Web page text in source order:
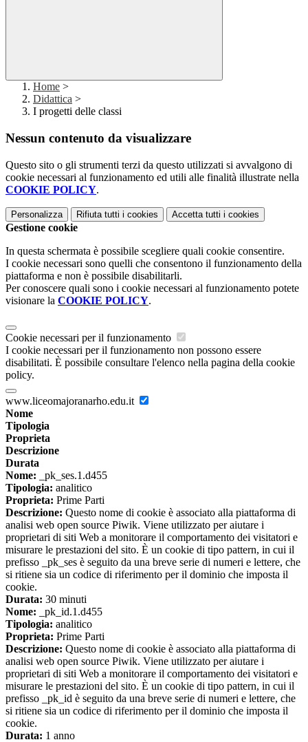
Home >
Didattica >
I progetti delle classi
Nessun contenuto da visualizzare
Questo sito o gli strumenti terzi da questo utilizzati si avvalgono di
cookie necessari al funzionamento ed utili alle finalità illustrate nella
COOKIE POLICY.
Personalizza Rifiuta tutti i cookies Accetta tutti i cookies
Gestione cookie
In questa schermata è possibile scegliere quali cookie consentire.
I cookie necessari sono quelli che consentono il funzionamento della
piattaforma e non è possibile disabilitarli.
Per conoscere quali sono i cookie necessari al funzionamento potete
visionare la COOKIE POLICY.
Cookie necessari per il funzionamento
I cookie necessari per il funzionamento non possono essere
disabilitati. È possibile consultare l'elenco nella pagina della cookie
policy.
www.liceomajoranarho.edu.it
Nome
Tipologia
Proprieta
Descrizione
Durata
Nome: _pk_ses.1.d455
Tipologia: analitico
Proprieta: Prime Parti
Descrizione: Questo nome di cookie è associato alla piattaforma di
analisi web open source Piwik. Viene utilizzato per aiutare i
proprietari di siti Web a monitorare il comportamento dei visitatori e
misurare le prestazioni del sito. È un cookie di tipo pattern, in cui il
prefisso _pk_ses è seguito da una breve serie di numeri e lettere, che
si ritiene sia un codice di riferimento per il dominio che imposta il
cookie.
Durata: 30 minuti
Nome: _pk_id.1.d455
Tipologia: analitico
Proprieta: Prime Parti
Descrizione: Questo nome di cookie è associato alla piattaforma di
analisi web open source Piwik. Viene utilizzato per aiutare i
proprietari di siti Web a monitorare il comportamento dei visitatori e
misurare le prestazioni del sito. È un cookie di tipo pattern, in cui il
prefisso _pk_id è seguito da una breve serie di numeri e lettere, che
si ritiene sia un codice di riferimento per il dominio che imposta il
cookie.
Durata: 1 anno